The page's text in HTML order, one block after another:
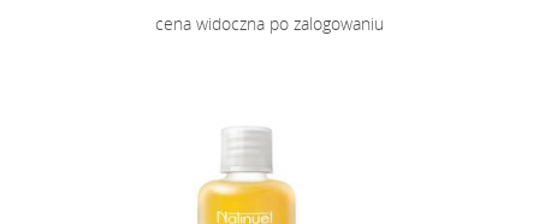
cena widoczna po zalogowaniu